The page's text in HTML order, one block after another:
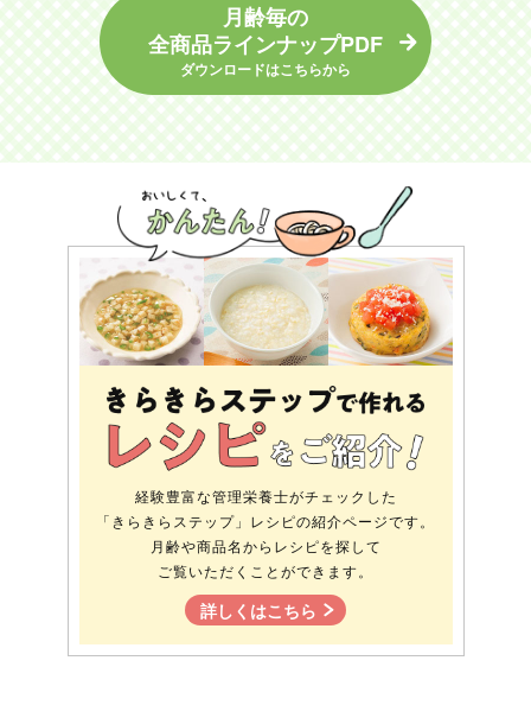
月齢毎の
全商品ラインナップPDF
ダウンロードはこちらから
経験豊富な管理栄養士がチェックした
「きらきらステップ」レシピの紹介ページです。
月齢や商品名からレシピを探して
ご覧いただくことができます。
詳しくはこちら